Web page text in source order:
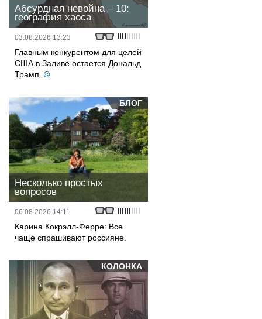
Абсурдная невойна – 10:
география хаоса
03.08.2026 13:23
Главным конкурентом для целей
США в Заливе остается Дональд
Трамп. ©
БЛОГ
Несколько простых
вопросов
06.08.2026 14:11
Карина Кокрэлл-Ферре: Все
чаще спрашивают россияне.
КОЛОНКА